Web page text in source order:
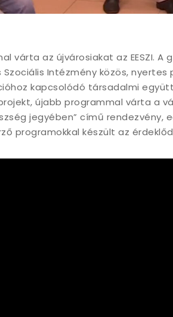
várta az újvárosiakat az EESZI.
Szociális Intézmény közös,
kapcsolódó társadalmi
újabb programmal várta a
jegyében” című rendezvény,
programokkal készült az